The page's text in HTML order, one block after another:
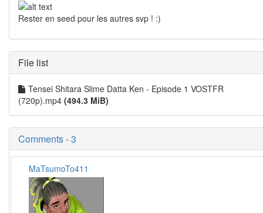
Rester en seed pour les autres svp ! :)
File list
Tensei Shitara Slime Datta Ken - Episode 1 VOSTFR
(720p).mp4 (494.3 MiB)
Comments - 3
MaTsumoTo411